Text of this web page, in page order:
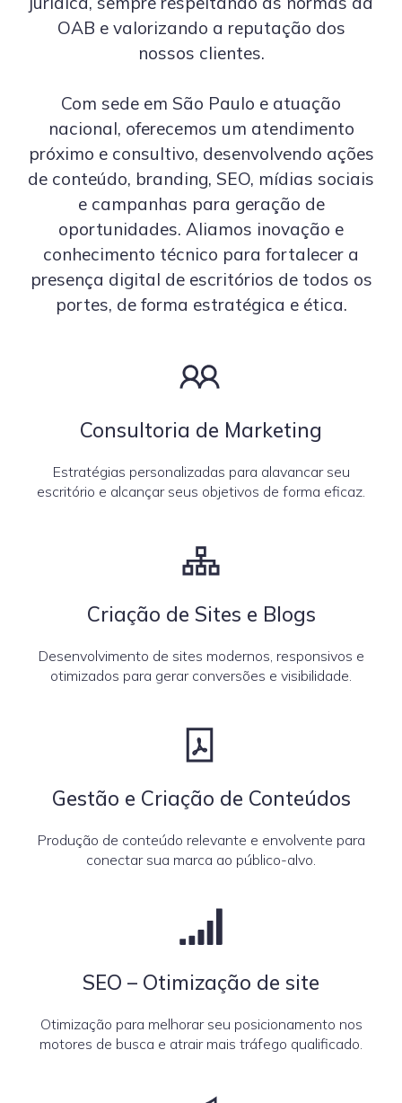
OAB e valorizando a reputação dos
nossos clientes.
Com sede em São Paulo e atuação
nacional, oferecemos um atendimento
próximo e consultivo, desenvolvendo ações
de conteúdo, branding, SEO, mídias sociais
e campanhas para geração de
oportunidades. Aliamos inovação e
conhecimento técnico para fortalecer a
presença digital de escritórios de todos os
portes, de forma estratégica e ética.
Consultoria de Marketing
Estratégias personalizadas para alavancar seu
escritório e alcançar seus objetivos de forma eficaz.
Criação de Sites e Blogs
Desenvolvimento de sites modernos, responsivos e
otimizados para gerar conversões e visibilidade.
Gestão e Criação de Conteúdos
Produção de conteúdo relevante e envolvente para
conectar sua marca ao público-alvo.
SEO – Otimização de site
Otimização para melhorar seu posicionamento nos
motores de busca e atrair mais tráfego qualificado.